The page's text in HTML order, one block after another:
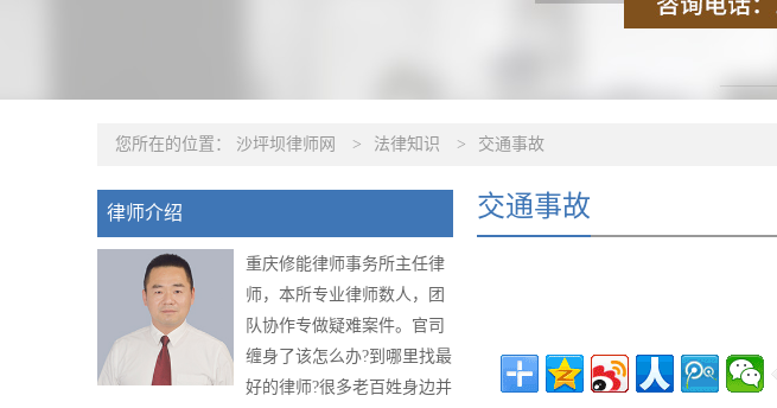
您所在的位置： 沙坪坝律师网 > 法律知识 > 交通事故
律师介绍
重庆修能律师事务所主任律
师，本所专业律师数人，团
队协作专做疑难案件。官司
缠身了该怎么办?到哪里找最
好的律师?很多老百姓身边并
交通事故